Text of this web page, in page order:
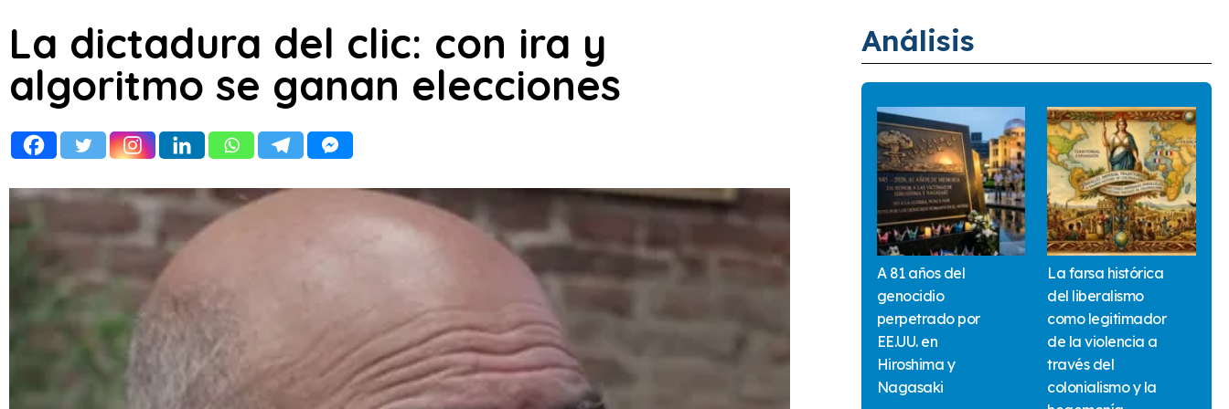
La dictadura del clic: con ira y
algoritmo se ganan elecciones
Análisis
A 81 años del
genocidio
perpetrado por
EE.UU. en
Hiroshima y
Nagasaki
La farsa histórica
del liberalismo
como legitimador
de la violencia a
través del
colonialismo y la